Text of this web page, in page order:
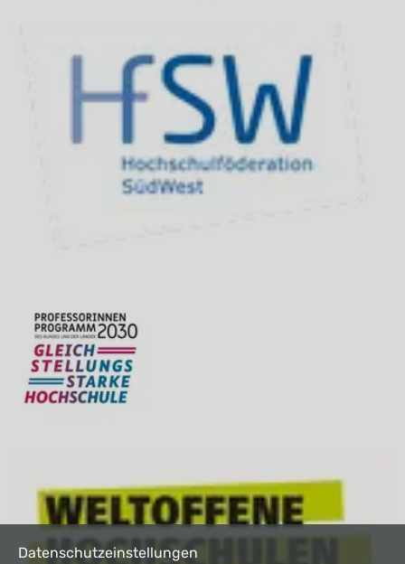
Datenschutzeinstellungen